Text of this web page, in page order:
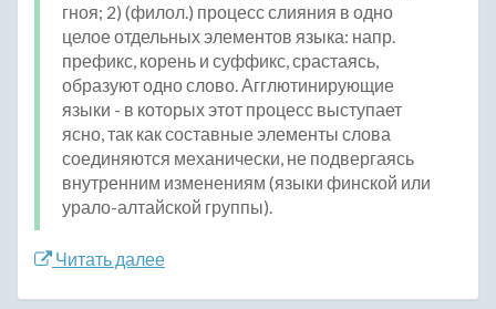
гноя; 2) (филол.) процесс слияния в одно
целое отдельных элементов языка: напр.
префикс, корень и суффикс, срастаясь,
образуют одно слово. Агглютинирующие
языки - в которых этот процесс выступает
ясно, так как составные элементы слова
соединяются механически, не подвергаясь
внутренним изменениям (языки финской или
урало-алтайской группы).
Читать далее